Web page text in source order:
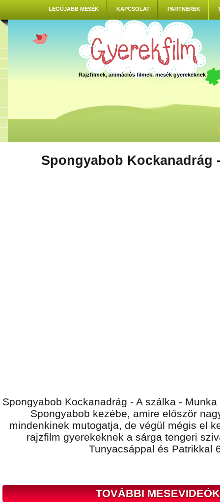
LEGÚJABB MESÉK KAPCSOLAT PARTNEREK
Rajzfilmek, animációs filmek, mesék gyerekeknek
Spongyabob Kockanadrág
Spongyabob Kockanadrág - A szálka -
Spongyabob kezébe, amire először
mindenkinek mutogatja, de végül mégis el
rajzfilm gyerekeknek a sárga tengeri
Tunyacsáppal és Patrikkal
TOVÁBBI